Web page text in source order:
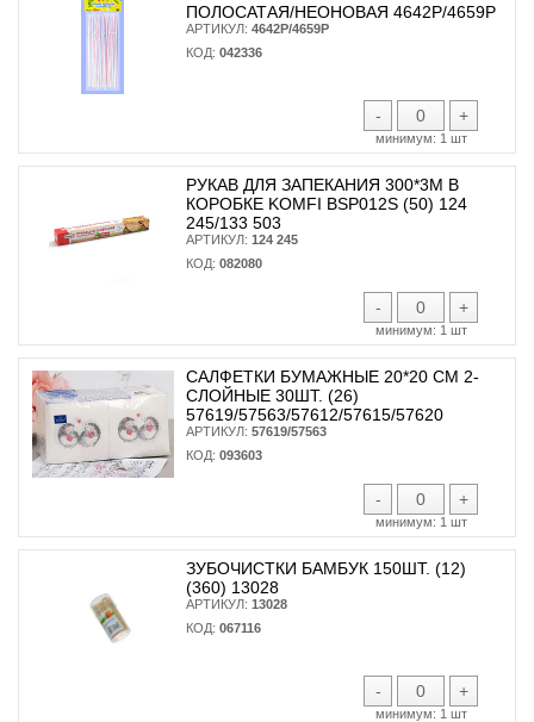
ПОЛОСАТАЯ/НЕОНОВАЯ 4642Р/4659Р
АРТИКУЛ: 4642Р/4659Р
КОД: 042336
- +
минимум: 1 шт
РУКАВ ДЛЯ ЗАПЕКАНИЯ 300*3М В
КОРОБКЕ KOMFI BSP012S (50) 124
245/133 503
АРТИКУЛ: 124 245
КОД: 082080
- +
минимум: 1 шт
САЛФЕТКИ БУМАЖНЫЕ 20*20 СМ 2-
СЛОЙНЫЕ 30ШТ. (26)
57619/57563/57612/57615/57620
АРТИКУЛ: 57619/57563
КОД: 093603
- +
минимум: 1 шт
ЗУБОЧИСТКИ БАМБУК 150ШТ. (12)
(360) 13028
АРТИКУЛ: 13028
КОД: 067116
- +
минимум: 1 шт